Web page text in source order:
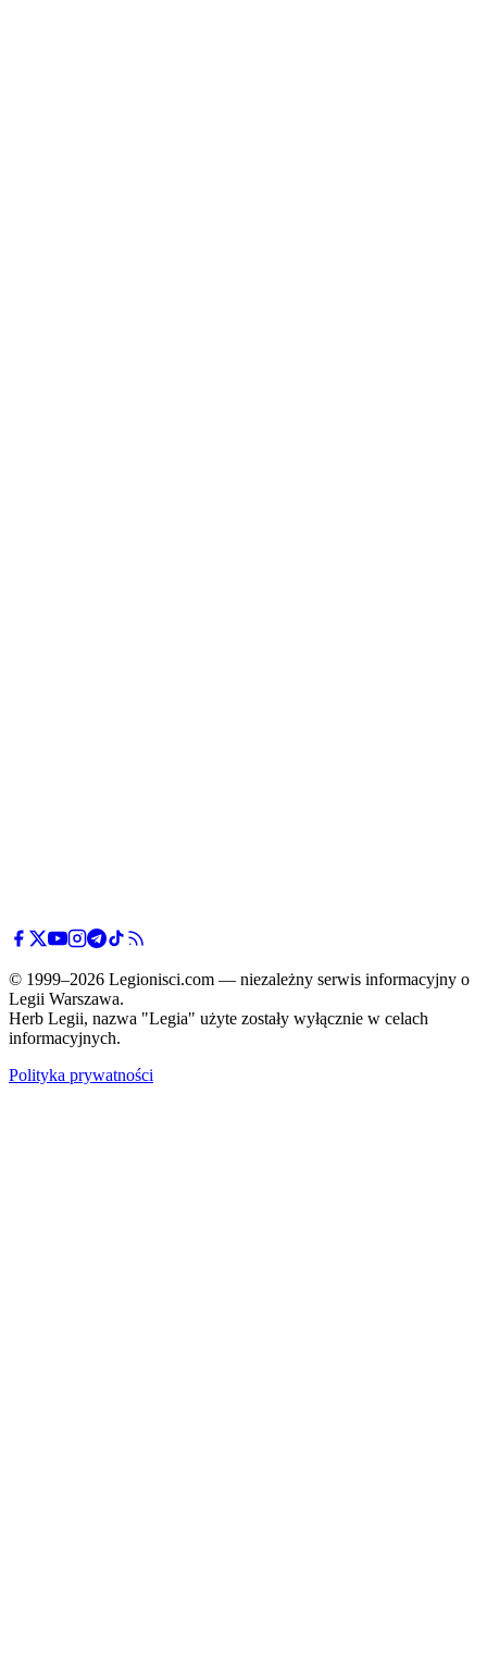
© 1999–2026 Legionisci.com — niezależny serwis informacyjny o
Legii Warszawa.
Herb Legii, nazwa "Legia" użyte zostały wyłącznie w celach
informacyjnych.
Polityka prywatności